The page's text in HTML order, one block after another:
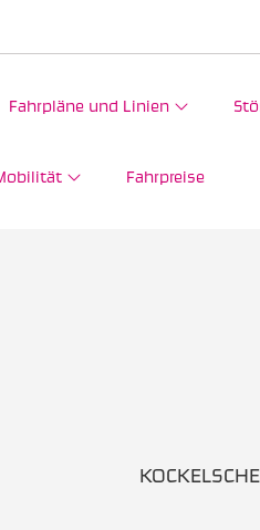
Fahrpläne und Linien
Fahrpreise